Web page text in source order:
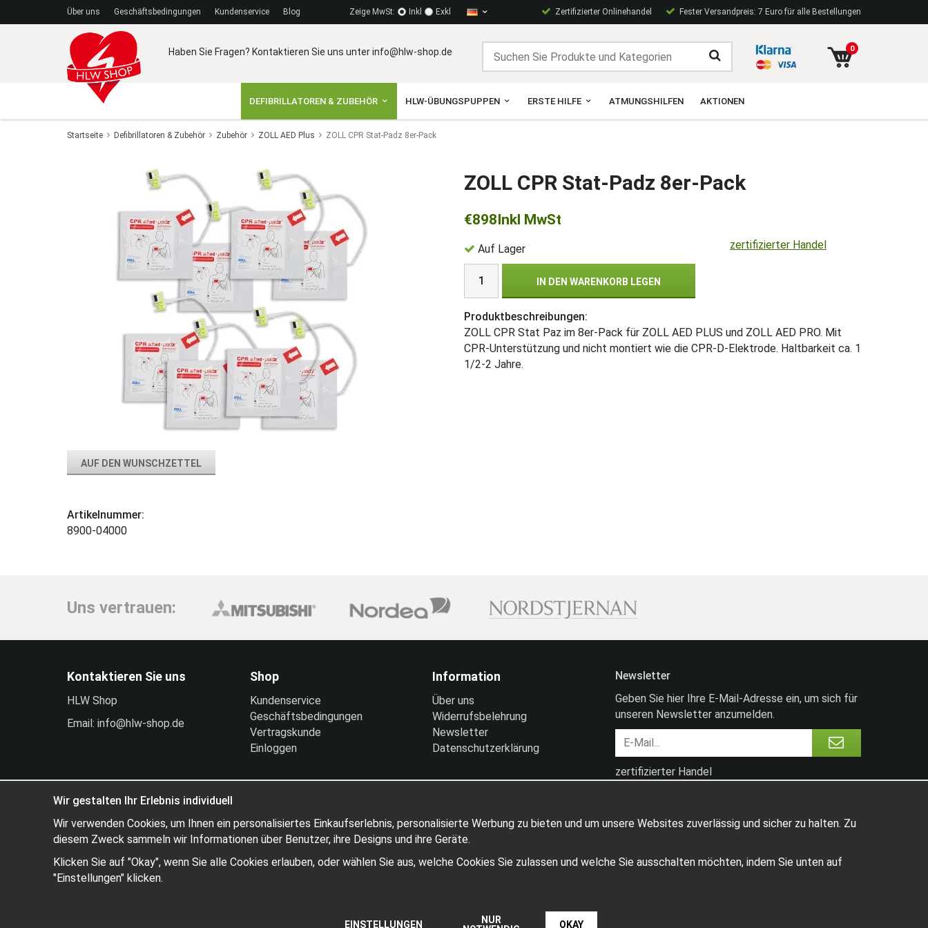
Über uns Geschäftsbedingungen Kundenservice Blog Zertifizierter Onlinehandel Fester Versandpreis: 7 Euro für alle Bestellungen
Zeige MwSt: Inkl Exkl
0
Haben Sie Fragen? Kontaktieren Sie uns unter info@hlw-shop.de
DEFIBRILLATOREN & ZUBEHÖR HLW-ÜBUNGSPUPPEN ERSTE HILFE ATMUNGSHILFEN AKTIONEN
Startseite Defibrillatoren & Zubehör Zubehör ZOLL AED Plus ZOLL CPR Stat-Padz 8er-Pack
ZOLL CPR Stat-Padz 8er-Pack
zertifizierter Handel
€898Inkl MwSt
Auf Lager
IN DEN WARENKORB LEGEN
Produktbeschreibungen:
ZOLL CPR Stat Paz im 8er-Pack für ZOLL AED PLUS und ZOLL AED PRO. Mit
CPR-Unterstützung und nicht montiert wie die CPR-D-Elektrode. Haltbarkeit ca. 1
1/2-2 Jahre.
AUF DEN WUNSCHZETTEL
Artikelnummer:
8900-04000
Uns vertrauen:
Kontaktieren Sie uns
HLW Shop
Email: info@hlw-shop.de
Shop
Kundenservice
Geschäftsbedingungen
Vertragskunde
Einloggen
Information
Über uns
Widerrufsbelehrung
Newsletter
Datenschutzerklärung
Newsletter
Geben Sie hier Ihre E-Mail-Adresse ein, um sich für
unseren Newsletter anzumelden.
zertifizierter Handel
Wir gestalten Ihr Erlebnis individuell
Wir verwenden Cookies, um Ihnen ein personalisiertes Einkaufserlebnis, personalisierte Werbung zu bieten und um unsere Websites zuverlässig und sicher zu halten. Zu
diesem Zweck sammeln wir Informationen über Benutzer, ihre Designs und ihre Geräte.
Klicken Sie auf "Okay", wenn Sie alle Cookies erlauben, oder wählen Sie aus, welche Cookies Sie zulassen und welche Sie ausschalten möchten, indem Sie unten auf
"Einstellungen" klicken.
EINSTELLUNGEN
NUR
OKAY